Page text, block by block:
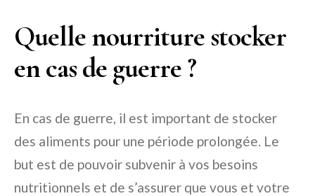
Quelle nourriture stocker
en cas de guerre ?
En cas de guerre, il est important de stocker
des aliments pour une période prolongée. Le
but est de pouvoir subvenir à vos besoins
nutritionnels et de s’assurer que vous et votre